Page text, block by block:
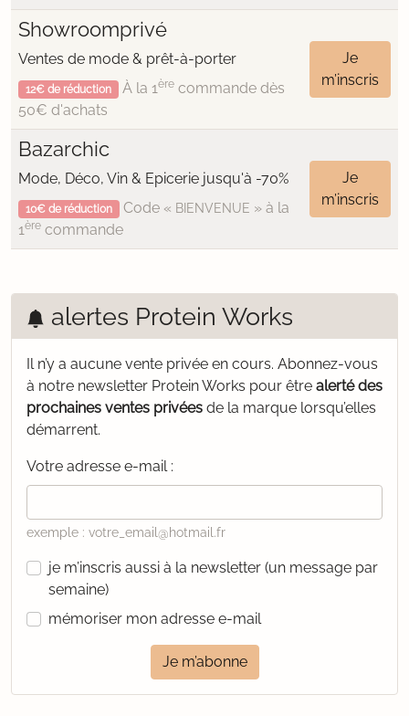
Showroomprivé
Ventes de mode & prêt-à-porter
12€ de réduction À la 1èrecommande dès
50€ d'achats
Je
m’inscris
Bazarchic
Mode, Déco, Vin & Epicerie jusqu'à -70%
10€ de réduction Code « BIENVENUE » à la
1ère commande
Je
m’inscris
alertes Protein Works
Il n’y a aucune vente privée en cours. Abonnez-vous
à notre newsletter Protein Works pour être alerté des
prochaines ventes privées de la marque lorsqu’elles
démarrent.
Votre adresse e-mail :
exemple : votre_email@hotmail.fr
je m’inscris aussi à la newsletter (un message par
semaine)
mémoriser mon adresse e-mail
Je m’abonne